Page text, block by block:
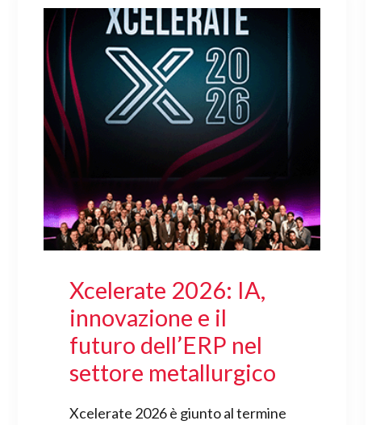
Xcelerate 2026: IA,
innovazione e il
futuro dell’ERP nel
settore metallurgico
Xcelerate 2026 è giunto al termine